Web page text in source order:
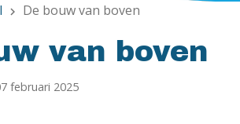
chevron_right De bouw van boven
van boven
februari 2025